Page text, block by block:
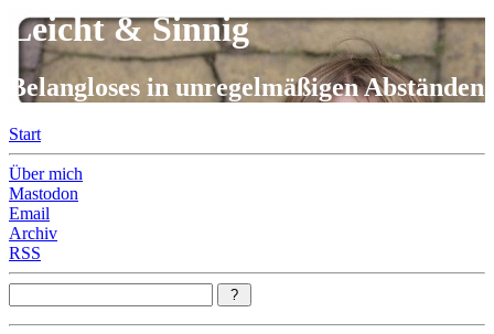
Leicht & Sinnig
Belangloses in unregelmäßigen Abständen
Start
Über mich
Mastodon
Email
Archiv
RSS